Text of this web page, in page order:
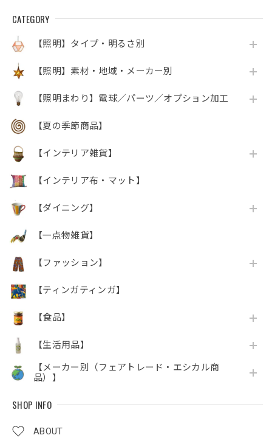
CATEGORY
【照明】タイプ・明るさ別
【照明】素材・地域・メーカー別
【照明まわり】電球／パーツ／オプション加工
【夏の季節商品】
【インテリア雑貨】
【インテリア布・マット】
【ダイニング】
【一点物雑貨】
【ファッション】
【ティンガティンガ】
【食品】
【生活用品】
【メーカー別（フェアトレード・エシカル商
品）】
SHOP INFO
ABOUT